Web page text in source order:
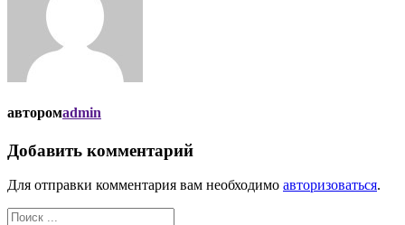
авторомadmin
Добавить комментарий
Для отправки комментария вам необходимо авторизоваться.